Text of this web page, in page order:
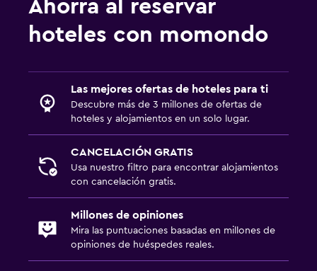
Paseos a caballo
Senderismo
Ideal para familias
Cuidado de niños o guardería
Comidas para niños
Buffet infantil
Zona cubierta de juegos
Club infantil
Equipo infantil para zona de juegos al aire libre
Ahorra al reservar
hoteles con momondo
Las mejores ofertas de hoteles para ti
Descubre más de 3 millones de ofertas de
hoteles y alojamientos en un solo lugar.
CANCELACIÓN GRATIS
Usa nuestro filtro para encontrar alojamientos
con cancelación gratis.
Millones de opiniones
Mira las puntuaciones basadas en millones de
opiniones de huéspedes reales.